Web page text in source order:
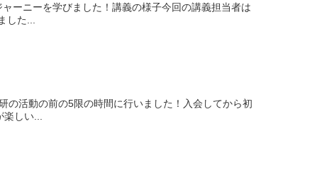
ーニーを学びました！講義の様子今回の講義担当者は
した...
の活動の前の5限の時間に行いました！入会してから初
しい...